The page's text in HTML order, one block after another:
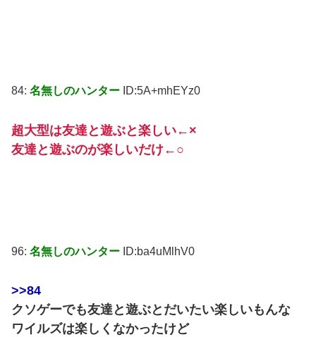
84: 名無しのハンター ID:5A+mhEYz0
超大型は友達と遊ぶと楽しい←×
友達と遊ぶのが楽しいだけ←○
96: 名無しのハンター ID:ba4uMlhV0
>>84
クソゲーでも友達と遊ぶとだいたい楽しいもんな
ワイルズは楽しくなかったけど